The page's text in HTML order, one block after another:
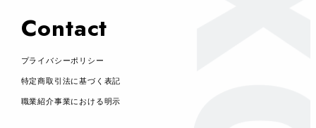
Contact
プライバシーポリシー
特定商取引法に基づく表記
職業紹介事業における明示